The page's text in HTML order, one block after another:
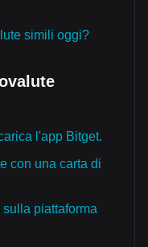
simili oggi?
l'app Bitget.
con una carta di
piattaforma